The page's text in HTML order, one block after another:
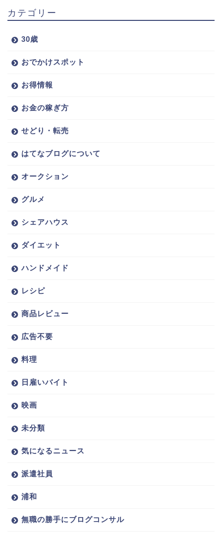
カテゴリー
30歳
おでかけスポット
お得情報
お金の稼ぎ方
せどり・転売
はてなブログについて
オークション
グルメ
シェアハウス
ダイエット
ハンドメイド
レシピ
商品レビュー
広告不要
料理
日雇いバイト
映画
未分類
気になるニュース
派遣社員
浦和
無職の勝手にブログコンサル